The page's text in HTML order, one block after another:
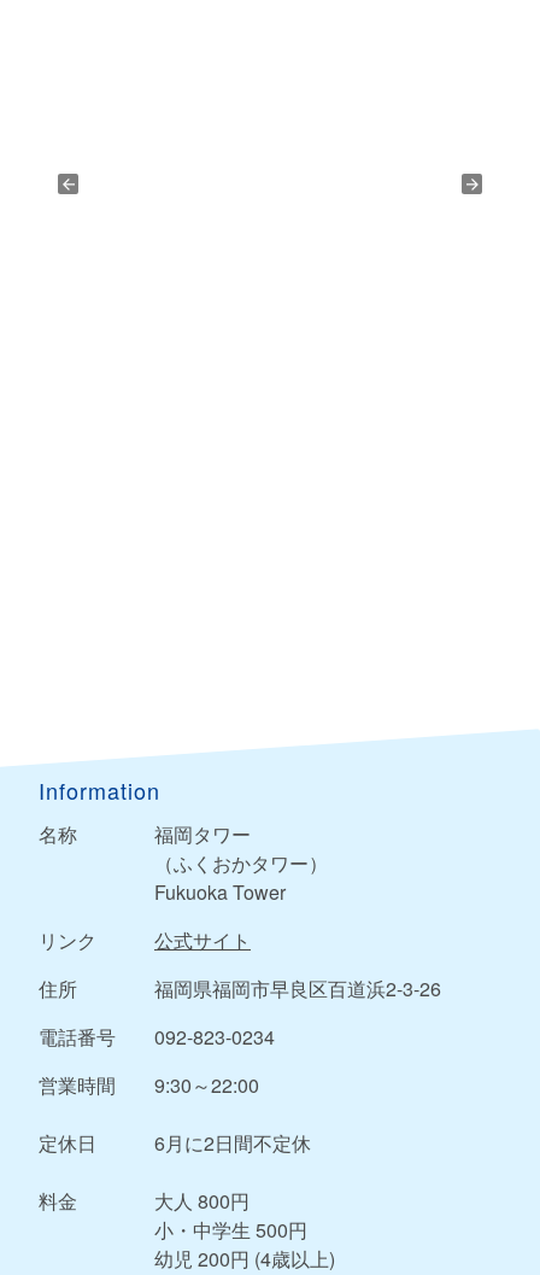
Information
名称
福岡タワー
（ふくおかタワー）
Fukuoka Tower
リンク
公式サイト
住所
福岡県福岡市早良区百道浜2-3-26
電話番号
092-823-0234
営業時間
9:30～22:00
定休日 6月に2日間不定休
料金
大人 800円
小・中学生 500円
幼児 200円 (4歳以上)